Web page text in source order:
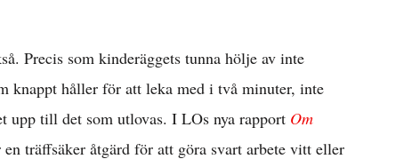
Precis som kinderäggets tunna hölje av inte
knappt håller för att leka med i två minuter, inte
upp till det som utlovas. I LOs nya rapport Om
träffsäker åtgärd för att göra svart arbete vitt eller